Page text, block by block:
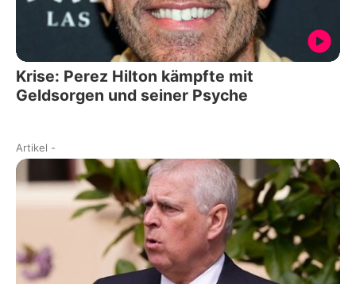
Krise: Perez Hilton kämpfte mit
Geldsorgen und seiner Psyche
Artikel -